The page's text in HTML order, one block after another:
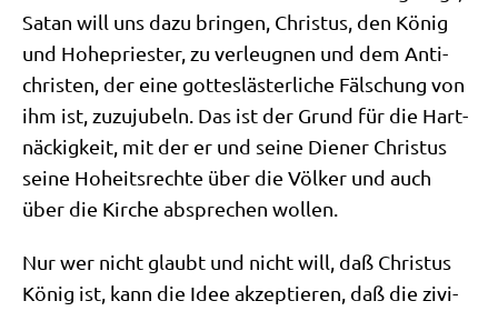
Satan will uns dazu brin­gen, Chri­stus, den König
und Hohe­prie­ster, zu ver­leug­nen und dem Anti­
chri­sten, der eine got­tes­lä­ster­li­che Fäl­schung von
ihm ist, zuzu­ju­beln. Das ist der Grund für die Hart­
näckig­keit, mit der er und sei­ne Die­ner Chri­stus
sei­ne Hoheits­rech­te über die Völ­ker und auch
über die Kir­che abspre­chen wollen.
Nur wer nicht glaubt und nicht will, daß Chri­stus
König ist, kann die Idee akzep­tie­ren, daß die zivi­